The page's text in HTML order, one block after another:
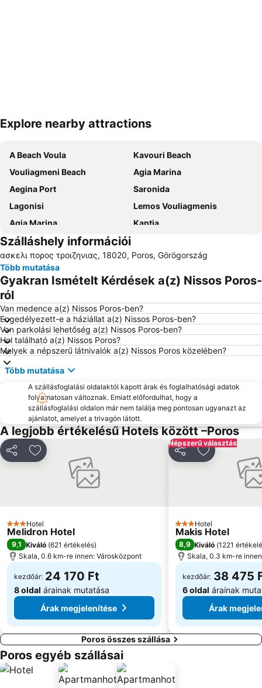
Nagy méretű térkép
Explore nearby attractions
Α Beach Voula
Kavouri Beach
Vouliagmeni Beach
Agia Marina
Aegina Port
Saronida
Lagonisi
Lemos Vouliagmenis
Agia Marina
Kantia
Agios Kosmas National Youth Athletic Centre
Szálláshely információi
ασκελι πορος τροιζηνιας, 18020, Poros, Görögország
Több mutatása
Gyakran Ismételt Kérdések a(z) Nissos Poros-
ról
Van medence a(z) Nissos Poros-ben?
Engedélyezett-e a háziállat a(z) Nissos Poros-ben?
Van parkolási lehetőség a(z) Nissos Poros-ben?
Hol található a(z) Nissos Poros?
Melyek a népszerű látnivalók a(z) Nissos Poros közelében?
Több mutatása
A szállásfoglalási oldalaktól kapott árak és foglalhatósági adatok
folyamatosan változnak. Emiatt előfordulhat, hogy a
szállásfoglalási oldalon már nem találja meg pontosan ugyanazt az
ajánlatot, amelyet a trivagón látott.
A legjobb értékelésű Hotels között –Poros
MegosztásHozzáadás a kedvencekhez
3 Kategória
Hotel
Melidron Hotel
9,1 Kiváló (621 értékelés)
Skala, 0.6 km-re innen: Városközpont
kezdőár: 24 170 Ft
8 oldal árainak mutatása
Árak megjelenítése
Népszerű választás
MegosztásHozzáadás
3 Kategória
Hotel
Makis Hotel
8,9 Kiváló (1221
Skala, 0.3 km-re
kezdőár: 38 475
6 oldal árainak
Árak
Poros összes szállása
Poros egyéb szállásai